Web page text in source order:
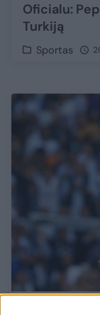
Oficialu:
Turkiją
Sportas
Pepe